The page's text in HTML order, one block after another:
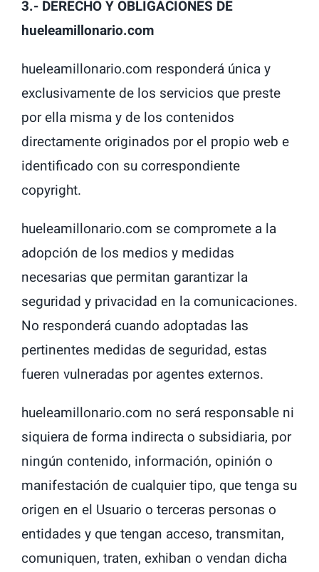
3.- DERECHO Y OBLIGACIONES DE
hueleamillonario.com
hueleamillonario.com responderá única y
exclusivamente de los servicios que preste
por ella misma y de los contenidos
directamente originados por el propio web e
identificado con su correspondiente
copyright.
hueleamillonario.com se compromete a la
adopción de los medios y medidas
necesarias que permitan garantizar la
seguridad y privacidad en la comunicaciones.
No responderá cuando adoptadas las
pertinentes medidas de seguridad, estas
fueren vulneradas por agentes externos.
hueleamillonario.com no será responsable ni
siquiera de forma indirecta o subsidiaria, por
ningún contenido, información, opinión o
manifestación de cualquier tipo, que tenga su
origen en el Usuario o terceras personas o
entidades y que tengan acceso, transmitan,
comuniquen, traten, exhiban o vendan dicha